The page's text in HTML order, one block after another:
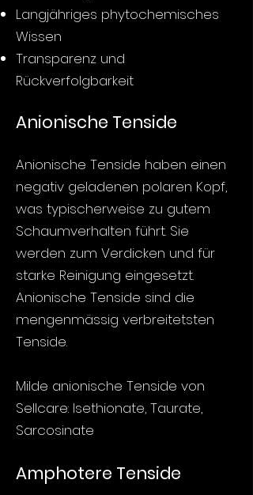
Langjähriges phytochemisches
Wissen
Transparenz und
Rückverfolgbarkeit
Anionische Tenside
Anionische Tenside haben einen
negativ geladenen polaren Kopf,
was typischerweise zu gutem
Schaumverhalten führt. Sie
werden zum Verdicken und für
starke Reinigung eingesetzt.
Anionische Tenside sind die
mengenmässig verbreitetsten
Tenside.
Milde anionische Tenside von
Sellcare: Isethionate, Taurate,
Sarcosinate
​Amphotere Tenside